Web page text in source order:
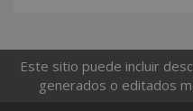
Este sitio puede incluir
generados o editados